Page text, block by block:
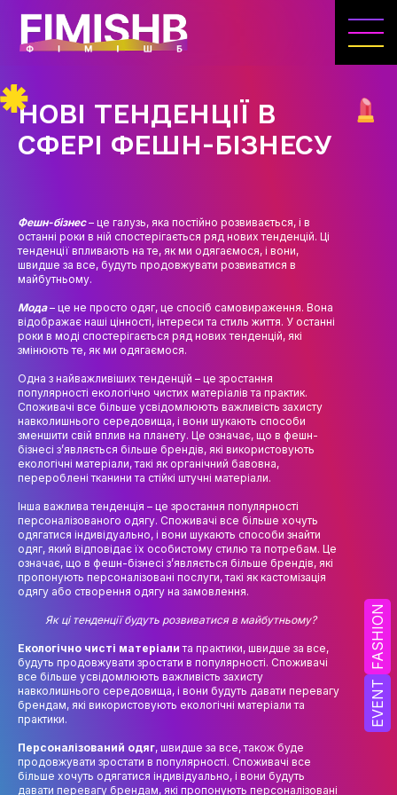
EVENT
FASHION
ГОЛОВНА
ІНДУСТРІЇ ДОЗВІЛЛЯ
МЕТА, ЗАВДАННЯ ТА ІСТОРІЯ КАФЕДРИ
ОСВІТНІ ПРОГРАМИ
ПРАКТИКА
СИЛАБУСИ
НАУКА
НАПРЯМИ ДОСЛІДЖЕНЬ
НАУК.РОБОТА СТУДЕНТІВ
ВИДАВНИЧА ДІЯЛЬНІСТЬ
КОНФЕРЕНЦІЇ, СЕМІНАРИ
ПІДВИЩЕННЯ КВАЛІФІКАЦІЇ
ЯКІСТЬ ОСВІТИ
АКАДЕМІЧНА ДОБРОЧЕСНІСТЬ
АКАДЕМІЧНА МОБІЛЬНІСТЬ
СПІВПРАЦЯ
КАФЕДРА ФЕШН ТА ШОУ-БІЗНЕСУ
МЕТА, ЗАВДАННЯ ТА ІСТОРІЯ КАФЕДРИ
ВИКЛАДАЦЬКИЙ СКЛАД
НОВІ ТЕНДЕНЦІЇ В
СФЕРІ ФЕШН-БІЗНЕСУ
Фешн-бізнес– це галузь, яка постійно розвивається, і в
останні роки в ній спостерігається ряд нових тенденцій. Ці
тенденції впливають на те, як ми одягаємося, і вони,
швидше за все, будуть продовжувати розвиватися в
майбутньому.
Мода – це не просто одяг, це спосіб самовираження. Вона
відображає наші цінності, інтереси та стиль життя. У останні
роки в моді спостерігається ряд нових тенденцій, які
змінюють те, як ми одягаємося.
Одна з найважливіших тенденцій – це зростання
популярності екологічно чистих матеріалів та практик.
Споживачі все більше усвідомлюють важливість захисту
навколишнього середовища, і вони шукають способи
зменшити свій вплив на планету. Це означає, що в фешн-
бізнесі з’являється більше брендів, які використовують
екологічні матеріали, такі як органічний бавовна,
перероблені тканини та стійкі штучні матеріали.
Інша важлива тенденція – це зростання популярності
персоналізованого одягу. Споживачі все більше хочуть
одягатися індивідуально, і вони шукають способи знайти
одяг, який відповідає їх особистому стилю та потребам. Це
означає, що в фешн-бізнесі з’являється більше брендів, які
пропонують персоналізовані послуги, такі як кастомізація
одягу або створення одягу на замовлення.
Як ці тенденції будуть розвиватися в майбутньому?
Екологічно чисті матеріали та практики, швидше за все,
будуть продовжувати зростати в популярності. Споживачі
все більше усвідомлюють важливість захисту
навколишнього середовища, і вони будуть давати перевагу
брендам, які використовують екологічні матеріали та
практики.
Персоналізований одяг, швидше за все, також буде
продовжувати зростати в популярності. Споживачі все
більше хочуть одягатися індивідуально, і вони будуть
давати перевагу брендам, які пропонують персоналізовані